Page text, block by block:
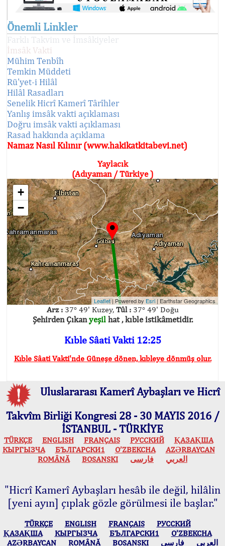
Önemli Linkler
Farklı Takvim ve İmsâkiyeler
İmsâk Vakti
Mühim Tenbîh
Temkin Müddeti
Rü'yet-i Hilâl
Hilâl Rasadları
Senelik Hicrî Kamerî Târîhler
Yanlış imsâk vakti açıklaması
Doğru imsâk vakti açıklaması
Rasad hakkında açıklama
Namaz Nasıl Kılınır (www.hakikatkitabevi.net)
Yaylacık
(Adıyaman / Türkiye )
+
−
Leaflet| Powered by Esri|Earthstar Geographics
Arz :37° 49' Kuzey, Tûl :37° 49' Doğu
Şehirden Çıkanyeşilhat , kıble istikâmetidir.
Kıble Sâati Vakti 12:25
Kıble Sâati Vakti'nde Güneşe dönen, kıbleye dönmüş olur.
Uluslararası Kamerî Aybaşları ve Hicrî
Takvîm Birliği Kongresi 28 - 30 MAYIS 2016 /
İSTANBUL - TÜRKİYE
TÜRKÇE ENGLISH FRANÇAIS РУССКИЙ
ҚАЗАҚША
КЫPГЫЗЧA
БЪЛГАРСКИ1 O’ZBEKCHA
AZӘRBAYCAN
ROMÂNĂ
BOSANSKI العربي فارسی
"Hicrî Kamerî Aybaşları hesâb ile değil, hilâlin
[yeni ayın] çıplak gözle görülmesi ile başlar."
TÜRKÇE ENGLISH FRANÇAIS
РУССКИЙ
ҚАЗАҚША
КЫPГЫЗЧA БЪЛГАРСКИ1
O’ZBEKCHA
AZӘRBAYCAN
ROMÂNĂ BOSANSKI العربي فارسی